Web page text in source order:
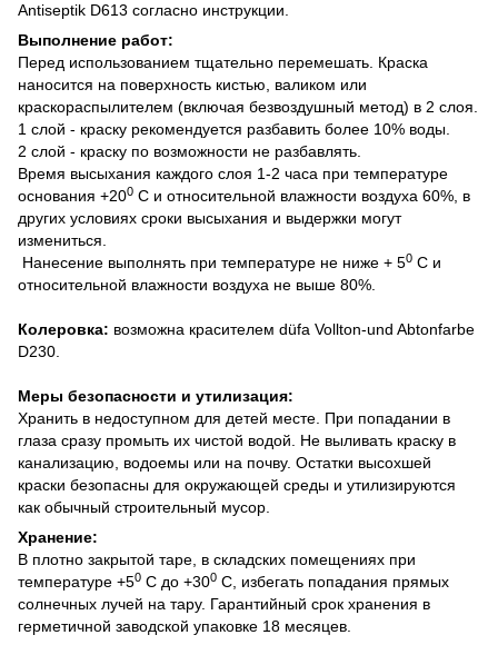
Antiseptik D613 согласно инструкции.
Выполнение работ:
Перед использованием тщательно перемешать. Краска
наносится на поверхность кистью, валиком или
краскораспылителем (включая безвоздушный метод) в 2 слоя.
1 слой - краску рекомендуется разбавить более 10% воды.
2 слой - краску по возможности не разбавлять.
Время высыхания каждого слоя 1-2 часа при температуре
основания +200 С и относительной влажности воздуха 60%, в
других условиях сроки высыхания и выдержки могут
измениться.
Нанесение выполнять при температуре не ниже + 50 С и
относительной влажности воздуха не выше 80%.
Колеровка: возможна красителем düfa Vollton-und Abtonfarbe
D230.
Меры безопасности и утилизация:
Хранить в недоступном для детей месте. При попадании в
глаза сразу промыть их чистой водой. Не выливать краску в
канализацию, водоемы или на почву. Остатки высохшей
краски безопасны для окружающей среды и утилизируются
как обычный строительный мусор.
Хранение:
В плотно закрытой таре, в складских помещениях при
температуре +50 С до +300 С, избегать попадания прямых
солнечных лучей на тару. Гарантийный срок хранения в
герметичной заводской упаковке 18 месяцев.